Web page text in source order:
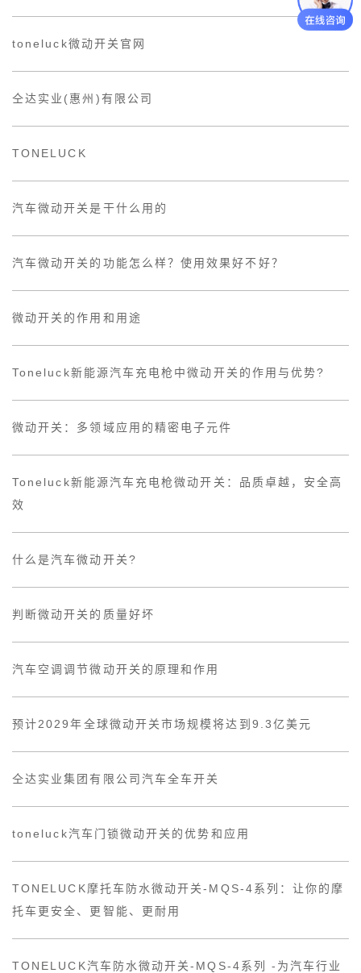
toneluck微动开关官网
仝达实业(惠州)有限公司
TONELUCK
汽车微动开关是干什么用的
汽车微动开关的功能怎么样？使用效果好不好？
微动开关的作用和用途
Toneluck新能源汽车充电枪中微动开关的作用与优势?
微动开关：多领域应用的精密电子元件
Toneluck新能源汽车充电枪微动开关：品质卓越，安全高
效
什么是汽车微动开关?
判断微动开关的质量好坏
汽车空调调节微动开关的原理和作用
预计2029年全球微动开关市场规模将达到9.3亿美元
仝达实业集团有限公司汽车全车开关
toneluck汽车门锁微动开关的优势和应用
TONELUCK摩托车防水微动开关-MQS-4系列：让你的摩
托车更安全、更智能、更耐用
TONELUCK汽车防水微动开关-MQS-4系列 -为汽车行业